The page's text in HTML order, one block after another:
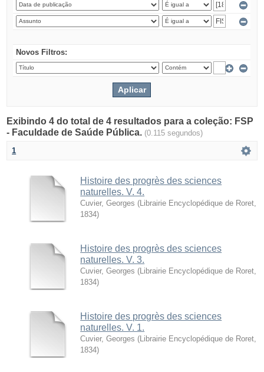
Novos Filtros:
Exibindo 4 do total de 4 resultados para a coleção: FSP
- Faculdade de Saúde Pública. (0.115 segundos)
1
Histoire des progrès des sciences
naturelles. V. 4.
Cuvier, Georges ( Librairie Encyclopédique de Roret
1834)
Histoire des progrès des sciences
naturelles. V. 3.
Cuvier, Georges ( Librairie Encyclopédique de Roret
1834)
Histoire des progrès des sciences
naturelles. V. 1.
Cuvier, Georges ( Librairie Encyclopédique de Roret
1834)